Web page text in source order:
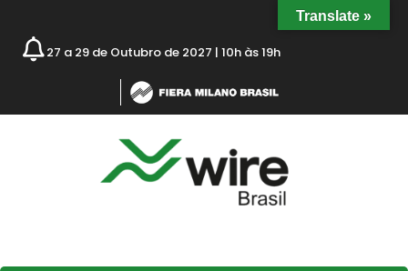
27 a 29 de Outubro de 2027 | 10h às 19h
Translate »